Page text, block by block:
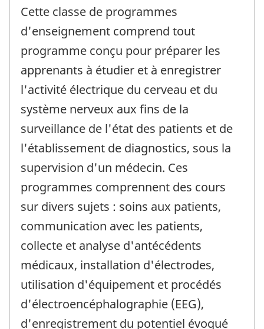
Cette classe de programmes
d'enseignement comprend tout
programme conçu pour préparer les
apprenants à étudier et à enregistrer
l'activité électrique du cerveau et du
système nerveux aux fins de la
surveillance de l'état des patients et de
l'établissement de diagnostics, sous la
supervision d'un médecin. Ces
programmes comprennent des cours
sur divers sujets : soins aux patients,
communication avec les patients,
collecte et analyse d'antécédents
médicaux, installation d'électrodes,
utilisation d'équipement et procédés
d'électroencéphalographie (EEG),
d'enregistrement du potentiel évoqué